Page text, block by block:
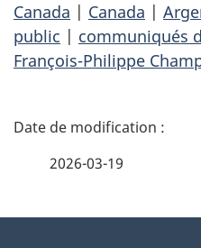
Canada | Canada |
public | communiqués
François-Philippe
D
2026-03-19